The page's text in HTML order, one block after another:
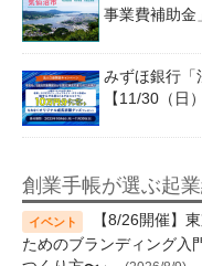
事業費補助金
みずほ銀行「
【11/30（日
創業手帳が選ぶ起
【8/26開催】
ためのブランディング入